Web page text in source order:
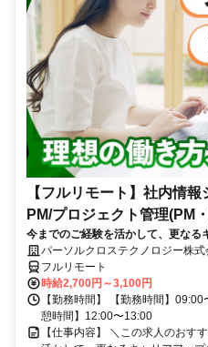
【フルリモート】社内情
PM/プロジェクト管理(PM
シ)_N260774362
今までのご経験を活かして、更なる
かせる/大手通信会社勤務/フルリモ
パーソルクロステクノロジー株式
フルリモート
時給2,700円～3,100円
【勤務時間】 【勤務時間】
憩時間】12:00〜13:00
【仕事内容】 ＼この求人のおす